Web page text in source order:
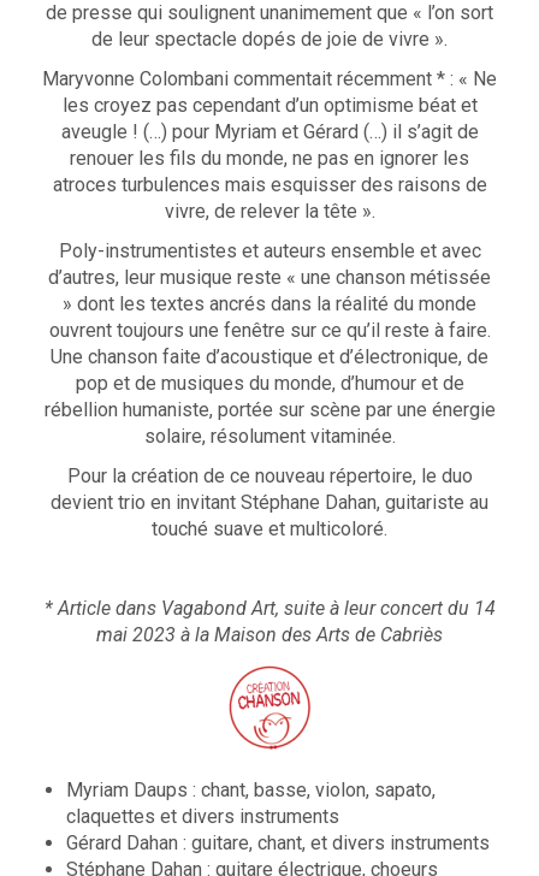
de presse qui soulignent unanimement que « l’on sort
de leur spectacle dopés de joie de vivre ».
Maryvonne Colombani commentait récemment * : « Ne
les croyez pas cependant d’un optimisme béat et
aveugle ! (…) pour Myriam et Gérard (…) il s’agit de
renouer les fils du monde, ne pas en ignorer les
atroces turbulences mais esquisser des raisons de
vivre, de relever la tête ».
Poly-instrumentistes et auteurs ensemble et avec
d’autres, leur musique reste « une chanson métissée
» dont les textes ancrés dans la réalité du monde
ouvrent toujours une fenêtre sur ce qu’il reste à faire.
Une chanson faite d’acoustique et d’électronique, de
pop et de musiques du monde, d’humour et de
rébellion humaniste, portée sur scène par une énergie
solaire, résolument vitaminée.
Pour la création de ce nouveau répertoire, le duo
devient trio en invitant Stéphane Dahan, guitariste au
touché suave et multicoloré.
* Article dans Vagabond Art, suite à leur concert du 14
mai 2023 à la Maison des Arts de Cabriès
Myriam Daups : chant, basse, violon, sapato,
claquettes et divers instruments
Gérard Dahan : guitare, chant, et divers instruments
Stéphane Dahan : guitare électrique, choeurs